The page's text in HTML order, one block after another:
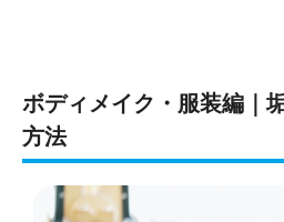
ボディメイク・服装編｜
方法